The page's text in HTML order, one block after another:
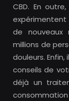
CBD. En
de nouveaux
millions de
douleurs.
conseils de
déjà un